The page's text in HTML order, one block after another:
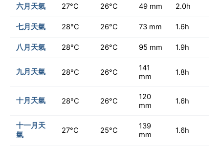
六月天氣 27°C 26°C 49 mm 2.0h
七月天氣 28°C 26°C 73 mm 1.6h
八月天氣 28°C 26°C 95 mm 1.9h
九月天氣 28°C 26°C
141
mm
1.8h
十月天氣 28°C 26°C
120
mm
1.6h
十一月天
氣
27°C 25°C
139
mm
1.6h